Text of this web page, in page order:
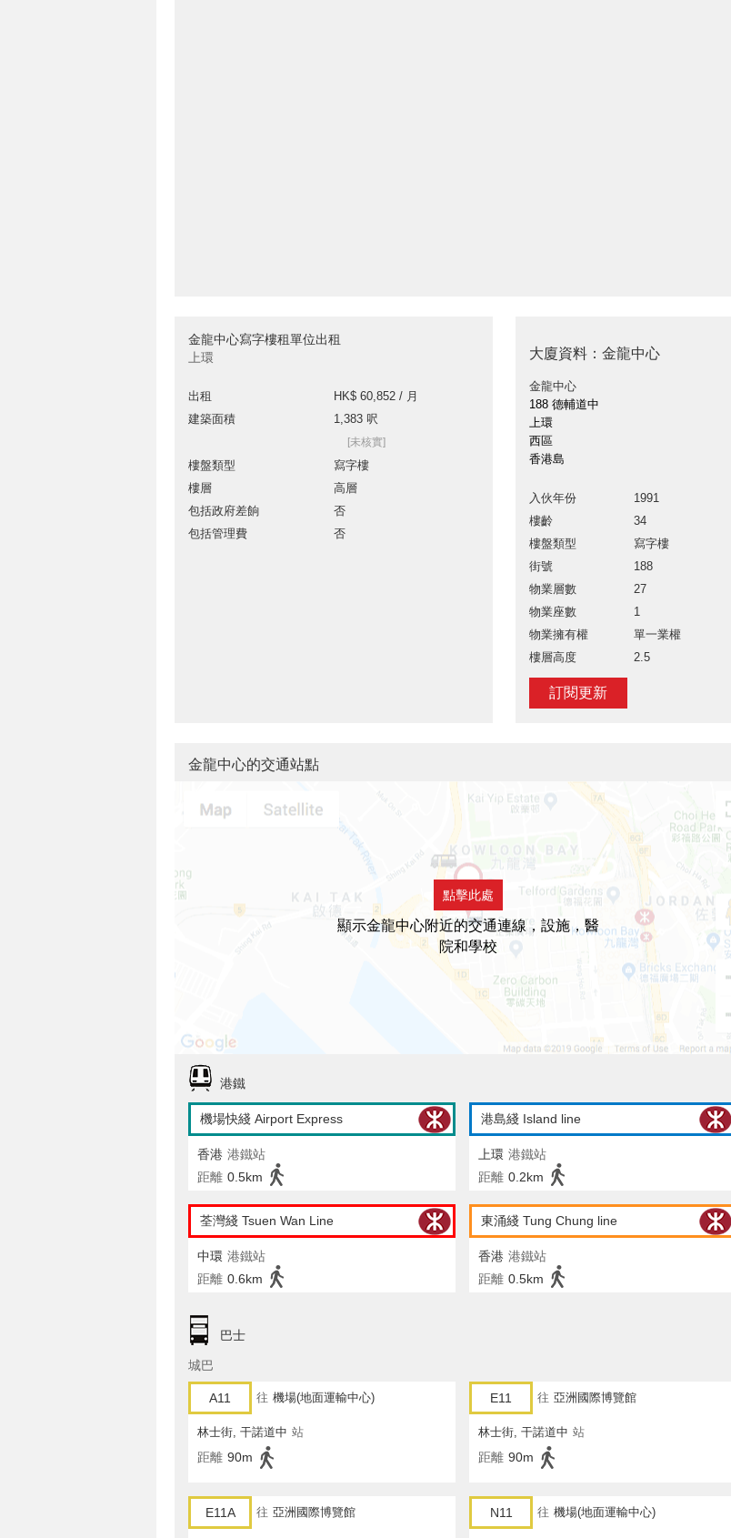
金龍中心寫字樓租單位出租
上環
出租
HK$ 60,852 / 月
建築面積
1,383 呎
[未核實]
樓盤類型
寫字樓
樓層
高層
包括政府差餉
否
包括管理費
否
大廈資料：金龍中心
金龍中心
188 德輔道中
上環
西區
香港島
入伙年份
1991
樓齡
34
樓盤類型
寫字樓
街號
188
物業層數
27
物業座數
1
物業擁有權
單一業權
樓層高度
2.5
訂閱更新
金龍中心的交通站點
點擊此處
顯示金龍中心附近的交通連線，設施，醫
院和學校
港鐵
機場快綫 Airport Express
香港 港鐵站
距離 0.5km
港島綫 Island line
上環 港鐵站
距離 0.2km
荃灣綫 Tsuen Wan Line
中環 港鐵站
距離 0.6km
東涌綫 Tung Chung line
香港 港鐵站
距離 0.5km
巴士
城巴
A11 往 機場(地面運輸中心)
林士街, 干諾道中 站
距離 90m
E11 往 亞洲國際博覽館
林士街, 干諾道中 站
距離 90m
E11A 往 亞洲國際博覽館 N11 往 機場(地面運輸中心)